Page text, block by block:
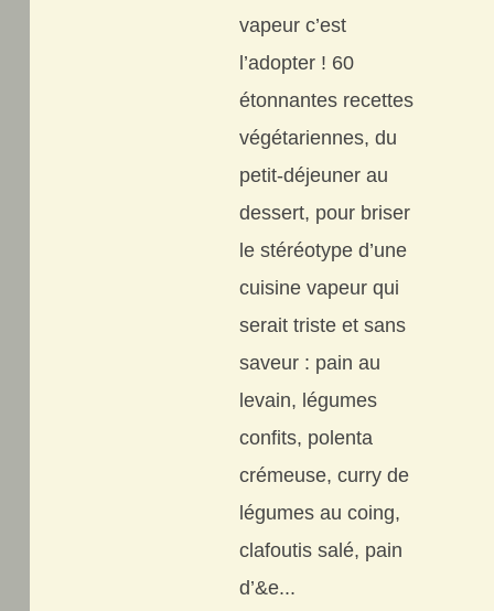
vapeur c’est
l’adopter ! 60
étonnantes recettes
végétariennes, du
petit-déjeuner au
dessert, pour briser
le stéréotype d’une
cuisine vapeur qui
serait triste et sans
saveur : pain au
levain, légumes
confits, polenta
crémeuse, curry de
légumes au coing,
clafoutis salé, pain
d’&e...